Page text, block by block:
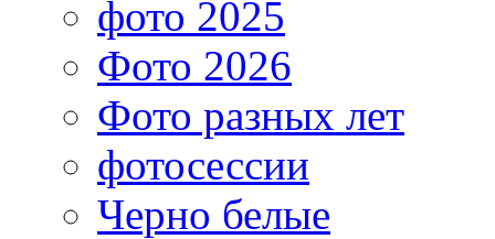
фото 2025
Фото 2026
Фото разных лет
фотосессии
Черно белые